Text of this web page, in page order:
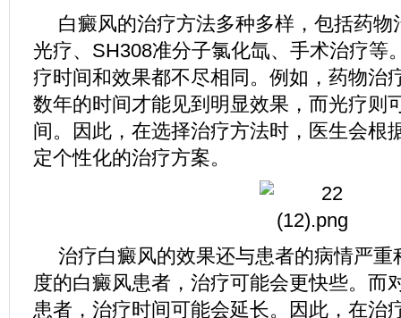
白癜风的治疗方法多种多样，包括药物
光疗、SH308准分子氯化氙、手术治疗等
疗时间和效果都不尽相同。例如，药物治
数年的时间才能见到明显效果，而光疗则
间。因此，在选择治疗方法时，医生会根
定个性化的治疗方案。
治疗白癜风的效果还与患者的病情严重
度的白癜风患者，治疗可能会更快些。而
患者，治疗时间可能会延长。因此，在治